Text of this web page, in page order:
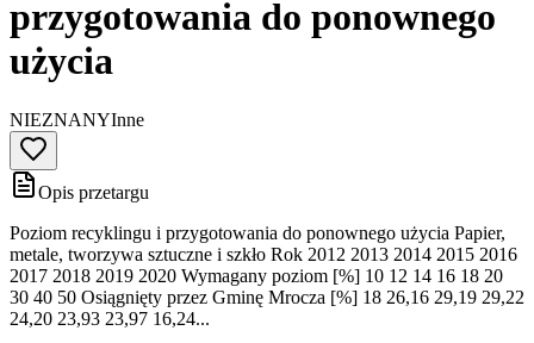
przygotowania do ponownego
użycia
NIEZNANYInne
Opis przetargu
Poziom recyklingu i przygotowania do ponownego użycia Papier,
metale, tworzywa sztuczne i szkło Rok 2012 2013 2014 2015 2016
2017 2018 2019 2020 Wymagany poziom [%] 10 12 14 16 18 20
30 40 50 Osiągnięty przez Gminę Mrocza [%] 18 26,16 29,19 29,22
24,20 23,93 23,97 16,24...